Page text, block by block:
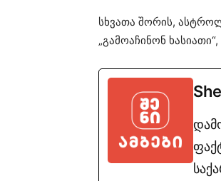
სხვათა შორის,
„გამოაჩინონ